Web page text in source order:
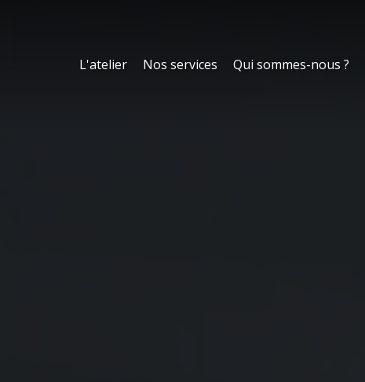
L'atelier Nos services Qui sommes-nous ?